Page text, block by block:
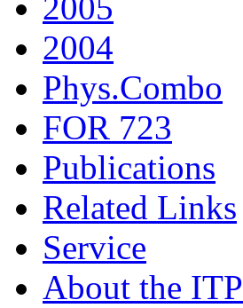
2005
2004
Phys.Combo
FOR 723
Publications
Related Links
Service
About the ITP